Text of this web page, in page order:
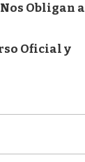
Obligan a
Oficial y